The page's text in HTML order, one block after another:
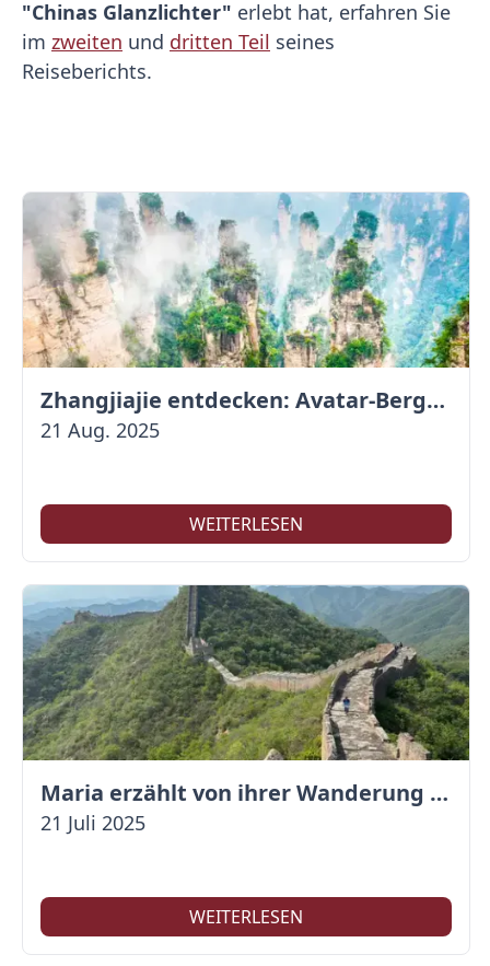
"Chinas Glanzlichter" erlebt hat, erfahren Sie
im zweiten und dritten Teil seines
Reiseberichts.
Zhangjiajie entdecken: Avatar-Berge & Altstadt von Fenghuang
21 Aug. 2025
WEITERLESEN
Maria erzählt von ihrer Wanderung auf der Großen Mauer
21 Juli 2025
WEITERLESEN